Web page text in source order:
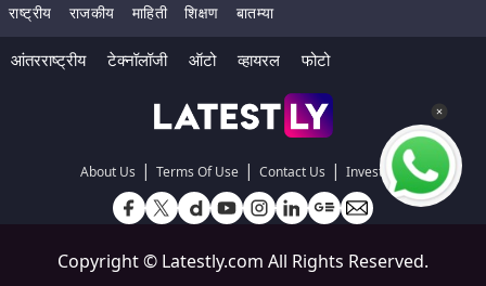
राष्ट्रीय राजकीय माहिती शिक्षण बातम्या
आंतरराष्ट्रीय टेक्नॉलॉजी ऑटो व्हायरल फोटो
About Us | Terms Of Use | Contact Us | Investors
Copyright © Latestly.com All Rights Reserved.